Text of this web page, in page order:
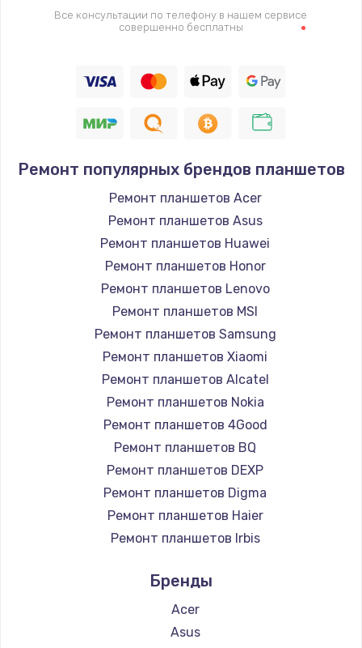
Ремонт FaceID
2500 руб.
2000 руб.
Заказать
Замена задней крышки
1800 руб.
Заказать
Замена GPS-модуля
1700 руб.
Замена кнопки Home
1500 руб.
Замена шлейфа
Заказать
Замена клавиатуры
1130 руб.
Заказать
Все консультации по телефону в нашем сервисе
совершенно бесплатны
Ремонт популярных брендов планшетов
Ремонт планшетов Acer
Ремонт планшетов Asus
Ремонт планшетов Huawei
Ремонт планшетов Honor
Ремонт планшетов Lenovo
Ремонт планшетов MSI
Ремонт планшетов Samsung
Ремонт планшетов Xiaomi
Ремонт планшетов Alcatel
Ремонт планшетов Nokia
Ремонт планшетов 4Good
Ремонт планшетов BQ
Ремонт планшетов DEXP
Ремонт планшетов Digma
Ремонт планшетов Haier
Ремонт планшетов Irbis
Ремонт планшетов Microsoft
Ремонт планшетов BlackView
Ремонт планшетов Amazon
Бренды
Acer
Asus